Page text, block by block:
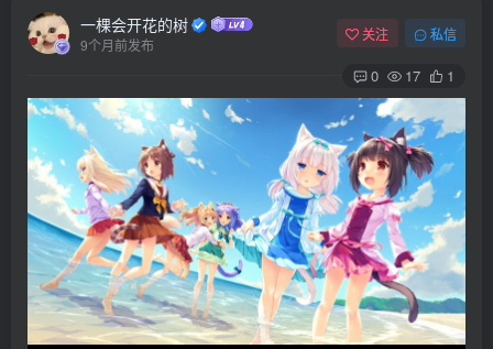
一棵会开花的树
9个月前发布
关注 私信
0 17 1